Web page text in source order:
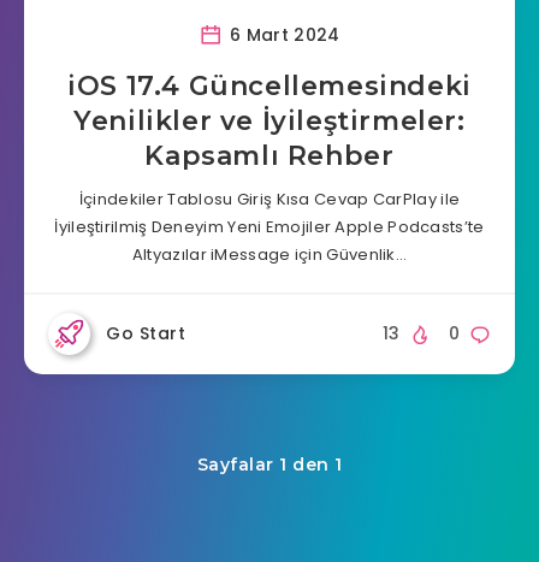
6 Mart 2024
iOS 17.4 Güncellemesindeki
Yenilikler ve İyileştirmeler:
Kapsamlı Rehber
İçindekiler Tablosu Giriş Kısa Cevap CarPlay ile
İyileştirilmiş Deneyim Yeni Emojiler Apple Podcasts’te
Altyazılar iMessage için Güvenlik…
Go Start 0
13
Sayfalar 1 den 1